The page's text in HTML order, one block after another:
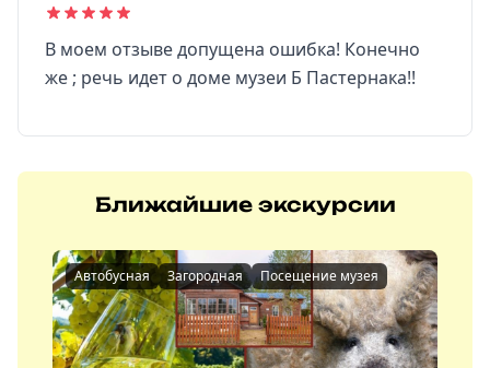
В моем отзыве допущена ошибка! Конечно
же ; речь идет о доме музеи Б Пастернака!!
Ближайшие экскурсии
Автобусная Загородная Посещение музея